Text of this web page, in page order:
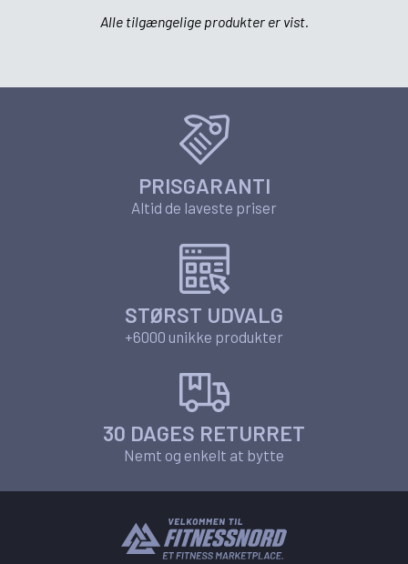
Alle tilgængelige produkter er vist.
PRISGARANTI
Altid de laveste priser
STØRST UDVALG
+6000 unikke produkter
30 DAGES RETURRET
Nemt og enkelt at bytte